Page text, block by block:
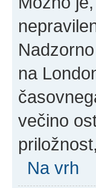
na
večino
Na vrh